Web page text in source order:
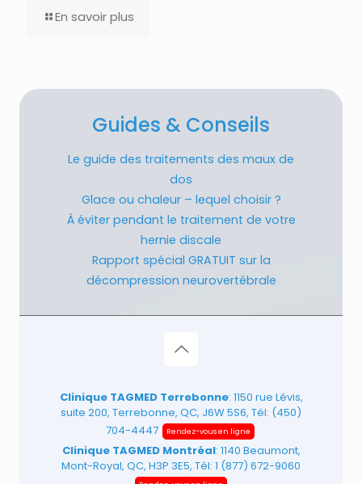
En savoir plus
Guides & Conseils
Le guide des traitements des maux de
dos
Glace ou chaleur – lequel choisir ?
À éviter pendant le traitement de votre
hernie discale
Rapport spécial GRATUIT sur la
décompression neurovertébrale
Clinique TAGMED Terrebonne: 1150 rue Lévis,
suite 200, Terrebonne, QC, J6W 5S6, Tél: (450)
704-4447
Rendez-vous en ligne
Clinique TAGMED Montréal: 1140 Beaumont,
Mont-Royal, QC, H3P 3E5, Tél: 1 (877) 672-9060